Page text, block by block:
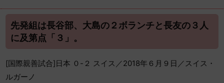
先発組は長谷部、大島の２ボランチと長友の３人
に及第点「３」。
[国際親善試合]日本 ０-２ スイス／2018年６月９日／スイス・
ルガーノ